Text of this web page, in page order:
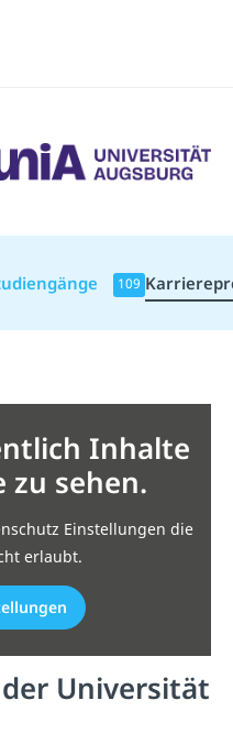
109
Universität
Inhalte
zu sehen.
Einstellungen die
erlaubt.